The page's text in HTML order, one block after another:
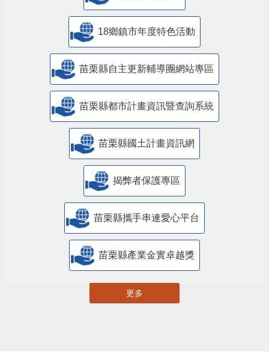
18鄉鎮市年度特色活動
苗栗縣自主更新輔導團網站專區
苗栗縣都市計畫資訊暨查詢系統
苗栗縣國土計畫資訊網
揭弊者保護專區
苗栗縣攜手串連愛心平台
苗栗縣產業金實卓越獎
更多